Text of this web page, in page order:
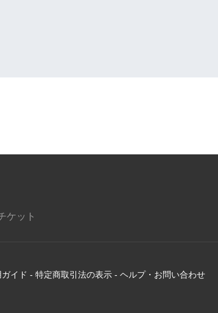
ケット
イド - 特定商取引法の表示 - ヘルプ・お問い合わせ